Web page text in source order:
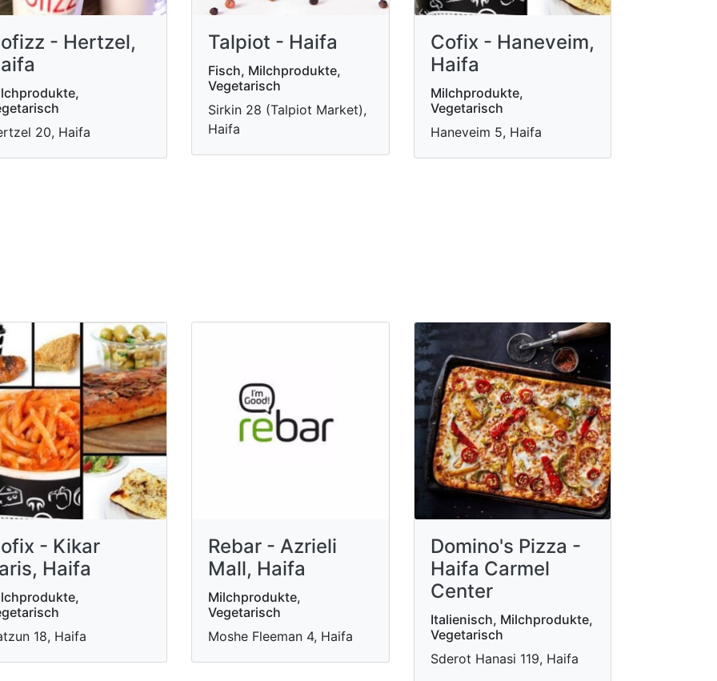
- Hertzel,
20, Haifa
Talpiot - Haifa
Fisch, Milchprodukte,
Vegetarisch
Sirkin 28 (Talpiot Market),
Haifa
Cofix - Haneveim,
Haifa
Milchprodukte,
Vegetarisch
Haneveim 5, Haifa
- Kikar
Haifa
18, Haifa
Rebar - Azrieli
Mall, Haifa
Milchprodukte,
Vegetarisch
Moshe Fleeman 4, Haifa
Domino's Pizza -
Haifa Carmel
Center
Italienisch, Milchprodukte,
Vegetarisch
Sderot Hanasi 119, Haifa